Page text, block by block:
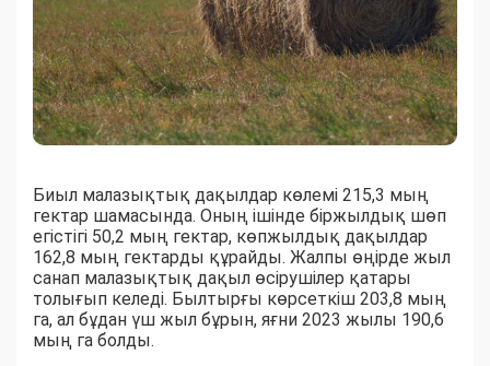
Биыл малазықтық дақылдар көлемі 215,3 мың
гектар шамасында. Оның ішінде біржылдық шөп
егістігі 50,2 мың гектар, көпжылдық дақылдар
162,8 мың гектарды құрайды. Жалпы өңірде жыл
санап малазықтық дақыл өсірушілер қатары
толығып келеді. Былтырғы көрсеткіш 203,8 мың
га, ал бұдан үш жыл бұрын, яғни 2023 жылы 190,6
мың га болды.